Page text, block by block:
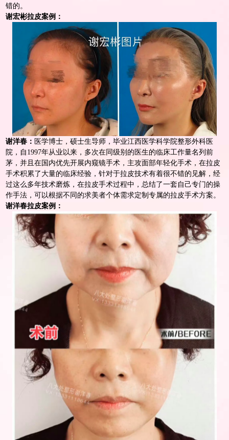
错的。
谢宏彬拉皮案例：
谢洋春： 医学博士，硕士生导师，毕业江西医学科学院整形外科医
院，自1997年从业以来，多次在同级别的医生的临床工作量名列前
茅，并且在国内优先开展内窥镜手术，主攻面部年轻化手术，在拉皮
手术积累了大量的临床经验，针对于拉皮技术有着很不错的见解，经
过这么多年技术磨炼，在拉皮手术过程中，总结了一套自己专门的操
作手法，可以根据不同的求美者个体需求定制专属的拉皮手术方案。
谢洋春拉皮案例：